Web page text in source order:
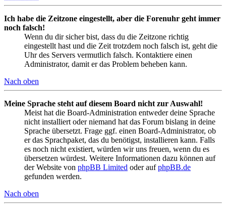
Ich habe die Zeitzone eingestellt, aber die Forenuhr geht immer
noch falsch!
Wenn du dir sicher bist, dass du die Zeitzone richtig
eingestellt hast und die Zeit trotzdem noch falsch ist, geht die
Uhr des Servers vermutlich falsch. Kontaktiere einen
Administrator, damit er das Problem beheben kann.
Nach oben
Meine Sprache steht auf diesem Board nicht zur Auswahl!
Meist hat die Board-Administration entweder deine Sprache
nicht installiert oder niemand hat das Forum bislang in deine
Sprache übersetzt. Frage ggf. einen Board-Administrator, ob
er das Sprachpaket, das du benötigst, installieren kann. Falls
es noch nicht existiert, würden wir uns freuen, wenn du es
übersetzen würdest. Weitere Informationen dazu können auf
der Website von phpBB Limited oder aufphpBB.de
gefunden werden.
Nach oben